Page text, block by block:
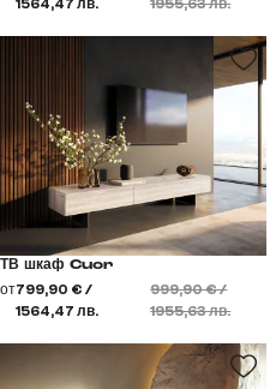
ТВ шкаф Cuor
от799,90 € /
1564,47 лв.
999,90 € /
1955,63 лв.